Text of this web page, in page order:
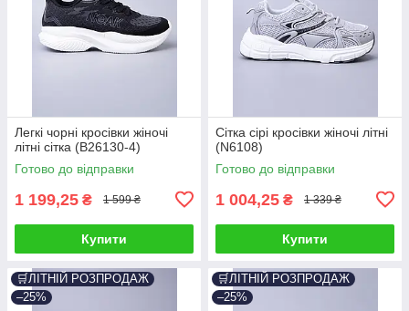
Легкі чорні кросівки жіночі
літні сітка (B26130-4)
Готово до відправки
1 199,25 ₴ 1 599 ₴
Купити
Сітка сірі кросівки жіночі літні
(N6108)
Готово до відправки
1 004,25 ₴ 1 339 ₴
Купити
🛒ЛІТНІЙ РОЗПРОДАЖ
–25%
🛒ЛІТНІЙ РОЗПРОДАЖ
–25%